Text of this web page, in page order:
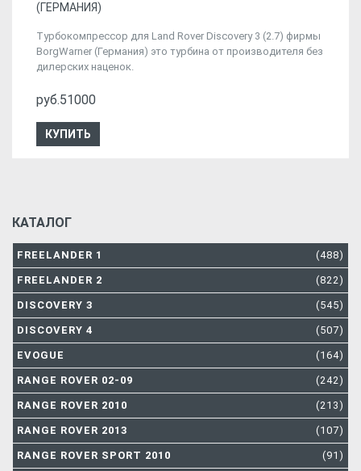
(ГЕРМАНИЯ)
Турбокомпрессор для Land Rover Discovery 3 (2.7) фирмы
BorgWarner (Германия) это турбина от производителя без
дилерских наценок.
руб.51000
КУПИТЬ
КАТАЛОГ
FREELANDER 1 (488)
FREELANDER 2 (822)
DISCOVERY 3 (545)
DISCOVERY 4 (507)
EVOGUE (164)
RANGE ROVER 02-09 (242)
RANGE ROVER 2010 (213)
RANGE ROVER 2013 (107)
RANGE ROVER SPORT 2010 (91)